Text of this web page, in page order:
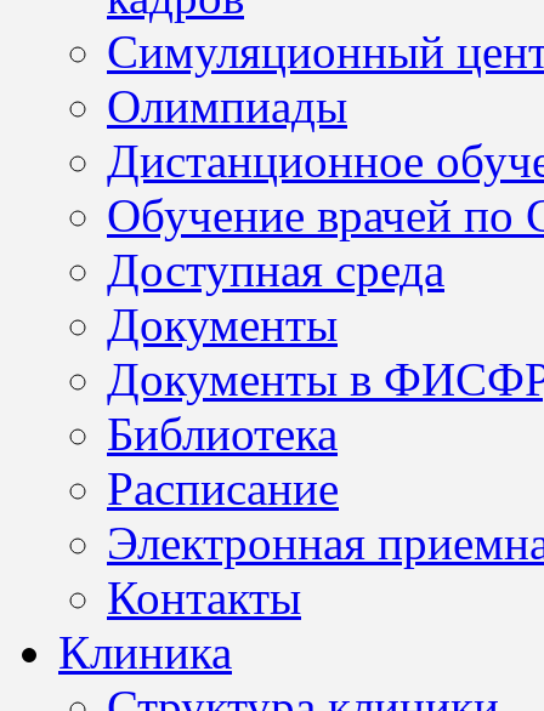
Симуляционный
Олимпиады
Дистанционное
Обучение врачей по
Доступная среда
Документы
Документы в
Библиотека
Расписание
Электронная
Контакты
Клиника